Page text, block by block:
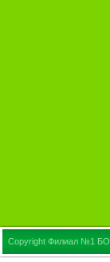
Copyright Филиал №1